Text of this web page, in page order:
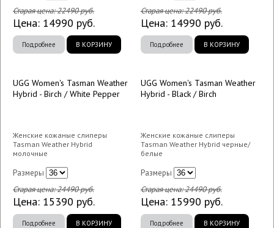
Старая цена:22490руб.
Цена: 14990 руб.
Подробнее В КОРЗИНУ
Старая цена:22490руб.
Цена: 14990 руб.
Подробнее В КОРЗИНУ
UGG Women's Tasman Weather
Hybrid - Birch / White Pepper
Женские кожаные слиперы
Tasman Weather Hybrid
молочные
Размеры
Старая цена:24490руб.
Цена: 15390 руб.
Подробнее В КОРЗИНУ
UGG Women's Tasman Weather
Hybrid - Black / Birch
Женские кожаные слиперы
Tasman Weather Hybrid черные/
белые
Размеры
Старая цена:24490руб.
Цена: 15990 руб.
Подробнее В КОРЗИНУ